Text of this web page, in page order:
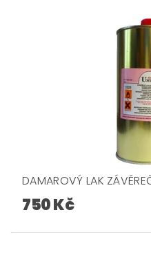
DAMAROVÝ LAK
750 Kč